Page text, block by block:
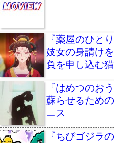
『薬屋のひと
妓女の身請け
負を申し込む
『はめつのお
蘇らせるため
ニス
『ちびゴジラ